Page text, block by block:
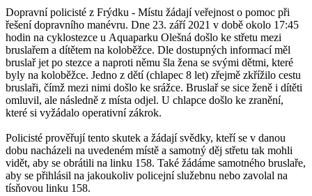
Dopravní policisté z Frýdku - Místu žádají veřejnost o pomoc při
řešení dopravního manévru. Dne 23. září 2021 v době okolo 17:45
hodin na cyklostezce u Aquaparku Olešná došlo ke střetu mezi
bruslařem a dítětem na koloběžce. Dle dostupných informací měl
bruslař jet po stezce a naproti němu šla žena se svými dětmi, které
byly na koloběžce. Jedno z dětí (chlapec 8 let) zřejmě zkřížilo cestu
bruslaři, čímž mezi nimi došlo ke srážce. Bruslař se sice ženě i dítěti
omluvil, ale následně z místa odjel. U chlapce došlo ke zranění,
které si vyžádalo operativní zákrok.
Policisté prověřují tento skutek a žádají svědky, kteří se v danou
dobu nacházeli na uvedeném místě a samotný děj střetu tak mohli
vidět, aby se obrátili na linku 158. Také žádáme samotného bruslaře,
aby se přihlásil na jakoukoliv policejní služebnu nebo zavolal na
tísňovou linku 158.